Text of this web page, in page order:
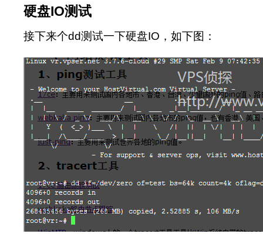
硬盘IO测试
接下来个dd测试一下硬盘IO，如下图：